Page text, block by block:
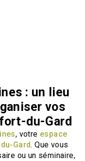
: un lieu
vos
du-Gard
, votre espace
Gard. Que vous
ou un séminaire,